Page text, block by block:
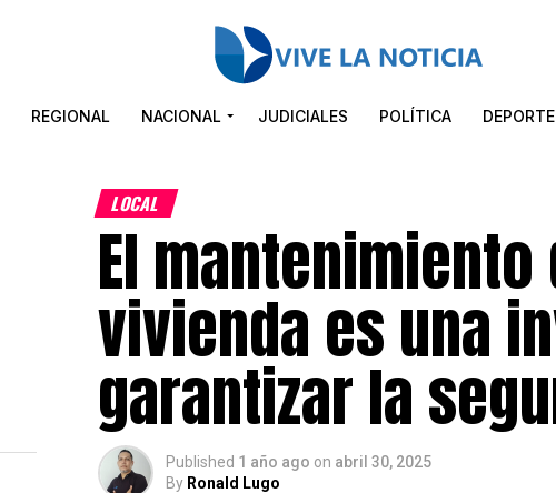
REGIONAL NACIONAL JUDICIALES POLÍTICA
LOCAL
El
vivienda es una
garantizar la
Published 1 año ago on abril 30, 2025
By Ronald Lugo